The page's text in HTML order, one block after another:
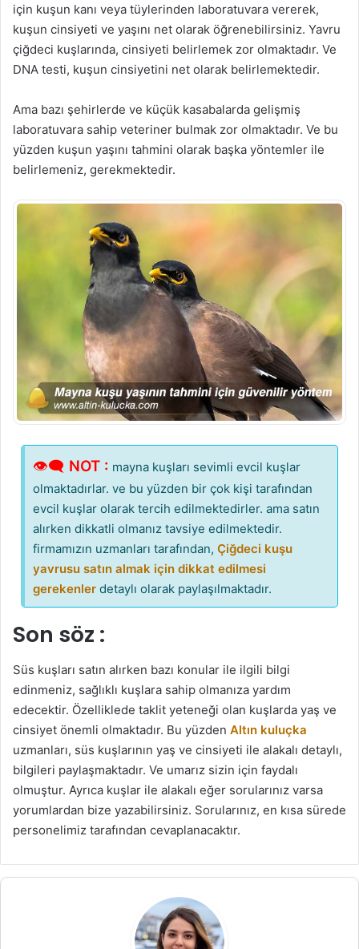
için kuşun kanı veya tüylerinden laboratuvara vererek,
kuşun cinsiyeti ve yaşını net olarak öğrenebilirsiniz. Yavru
çiğdeci kuşlarında, cinsiyeti belirlemek zor olmaktadır. Ve
DNA testi, kuşun cinsiyetini net olarak belirlemektedir.
Ama bazı şehirlerde ve küçük kasabalarda gelişmiş
laboratuvara sahip veteriner bulmak zor olmaktadır. Ve bu
yüzden kuşun yaşını tahmini olarak başka yöntemler ile
belirlemeniz, gerekmektedir.
👁‍🗨 NOT : mayna kuşları sevimli evcil kuşlar
olmaktadırlar. ve bu yüzden bir çok kişi tarafından
evcil kuşlar olarak tercih edilmektedirler. ama satın
alırken dikkatli olmanız tavsiye edilmektedir.
firmamızın uzmanları tarafından, Çiğdeci kuşu
yavrusu satın almak için dikkat edilmesi
gerekenler detaylı olarak paylaşılmaktadır.
Son söz :
Süs kuşları satın alırken bazı konular ile ilgili bilgi
edinmeniz, sağlıklı kuşlara sahip olmanıza yardım
edecektir. Özelliklede taklit yeteneği olan kuşlarda yaş ve
cinsiyet önemli olmaktadır. Bu yüzden Altın kuluçka
uzmanları, süs kuşlarının yaş ve cinsiyeti ile alakalı detaylı,
bilgileri paylaşmaktadır. Ve umarız sizin için faydalı
olmuştur. Ayrıca kuşlar ile alakalı eğer sorularınız varsa
yorumlardan bize yazabilirsiniz. Sorularınız, en kısa sürede
personelimiz tarafından cevaplanacaktır.